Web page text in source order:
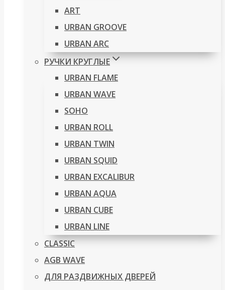
ART
URBAN GROOVE
URBAN ARC
РУЧКИ КРУГЛЫЕ
URBAN FLAME
URBAN WAVE
SOHO
URBAN ROLL
URBAN TWIN
URBAN SQUID
URBAN EXCALIBUR
URBAN AQUA
URBAN CUBE
URBAN LINE
CLASSIC
AGB WAVE
ДЛЯ РАЗДВИЖНЫХ ДВЕРЕЙ